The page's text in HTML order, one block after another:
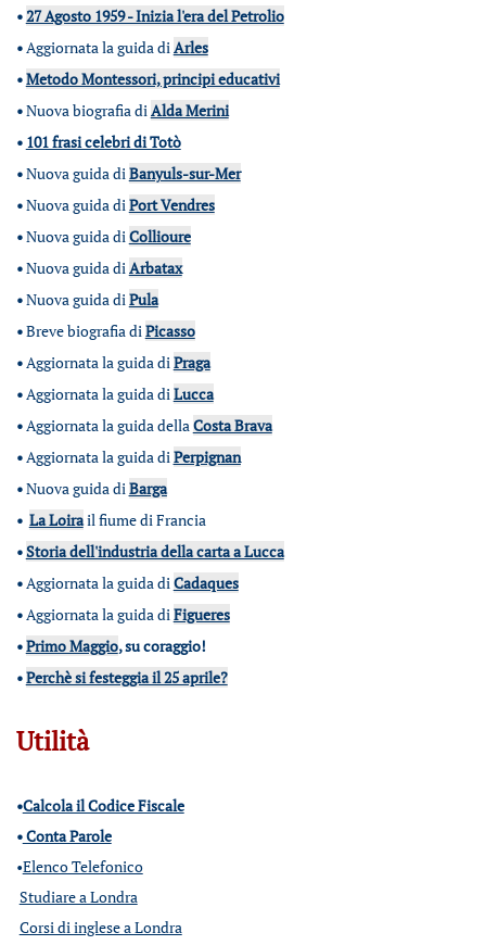
•27 Agosto 1959 - Inizia l'era del Petrolio
•Aggiornata la guida diArles
•Metodo Montessori, principi educativi
•Nuova biografia diAlda Merini
• 101 frasi celebri di Totò
•Nuova guida diBanyuls-sur-Mer
•Nuova guida diPort Vendres
•Nuova guida diCollioure
•Nuova guida diArbatax
•Nuova guida diPula
•Breve biografia diPicasso
•Aggiornata la guida diPraga
•Aggiornata la guida diLucca
•Aggiornata la guida dellaCosta Brava
•Aggiornata la guida diPerpignan
•Nuova guida diBarga
• La Loirail fiume di Francia
•Storia dell'industria della carta a Lucca
•Aggiornata la guida diCadaques
•Aggiornata la guida diFigueres
•Primo Maggio, su coraggio!
•Perchè si festeggia il 25 aprile?
Utilità
•Calcola il Codice Fiscale
•Conta Parole
•Elenco Telefonico
Studiare a Londra
Corsi di inglese a Londra